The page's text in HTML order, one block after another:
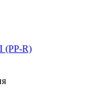
(PP-R)